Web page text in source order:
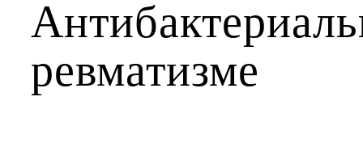
ревматизме